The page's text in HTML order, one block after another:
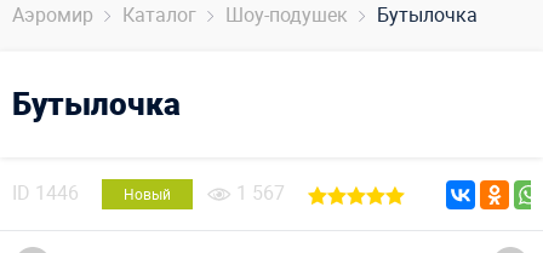
Аэромир Каталог Шоу-подушек Бутылочка
Бутылочка
ID 1446 Новый 1 567